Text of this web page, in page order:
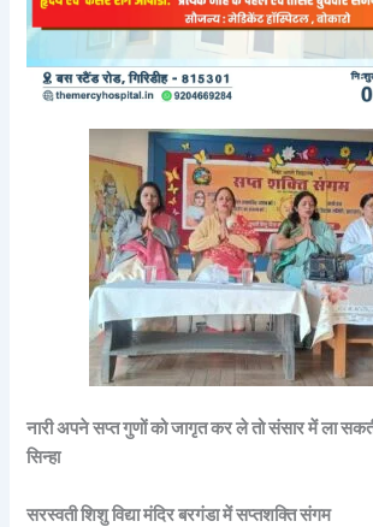
नारी अपने सप्त गुणों को जागृत कर ले तो संसार में ला सकतीं
सिन्हा
सरस्वती शिशु विद्या मंदिर बरगंडा में सप्तशक्ति संगम